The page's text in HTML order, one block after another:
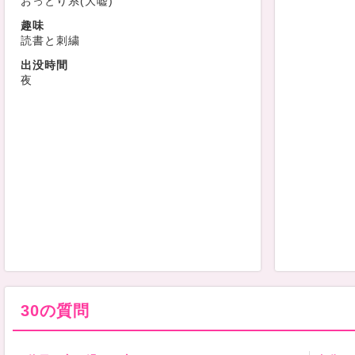
趣味
読書と刺繍
出没時間
夜
30の質問